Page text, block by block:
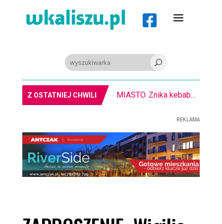
 a
U
Z OSTATNIEJ CHWILI MIASTO. Znika kebabowy ,,pałacyk”
REKLAMA